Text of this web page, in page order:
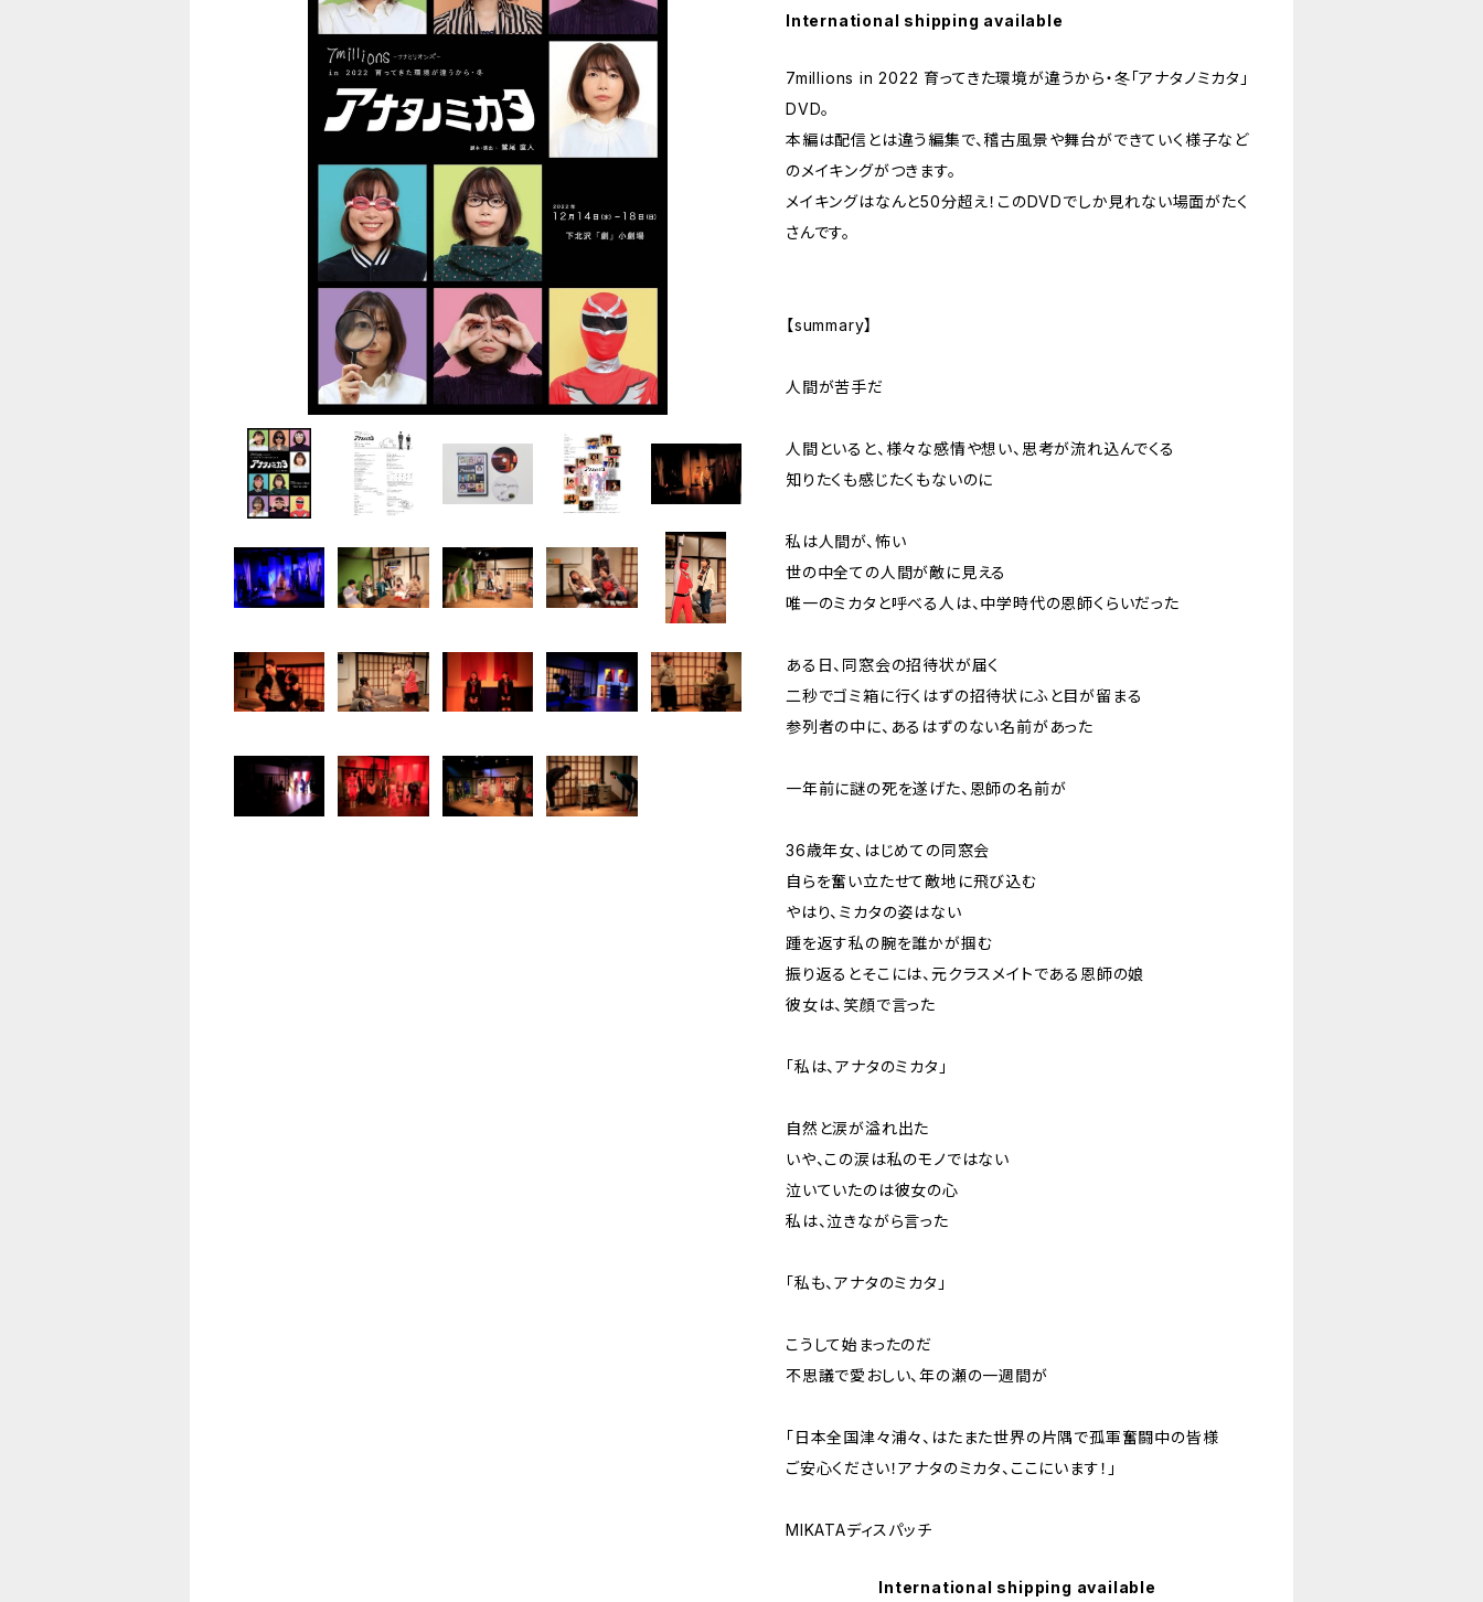
International shipping available
7millions in 2022 育ってきた環境が違うから・冬「アナタノミカタ」
DVD。
本編は配信とは違う編集で、稽古風景や舞台ができていく様子など
のメイキングがつきます。
メイキングはなんと50分超え！このDVDでしか見れない場面がたく
さんです。
【summary】
人間が苦手だ
人間といると、様々な感情や想い、思考が流れ込んでくる
知りたくも感じたくもないのに
私は人間が、怖い
世の中全ての人間が敵に見える
唯一のミカタと呼べる人は、中学時代の恩師くらいだった
ある日、同窓会の招待状が届く
二秒でゴミ箱に行くはずの招待状にふと目が留まる
参列者の中に、あるはずのない名前があった
一年前に謎の死を遂げた、恩師の名前が
36歳年女、はじめての同窓会
自らを奮い立たせて敵地に飛び込む
やはり、ミカタの姿はない
踵を返す私の腕を誰かが掴む
振り返るとそこには、元クラスメイトである恩師の娘
彼女は、笑顔で言った
「私は、アナタのミカタ」
自然と涙が溢れ出た
いや、この涙は私のモノではない
泣いていたのは彼女の心
私は、泣きながら言った
「私も、アナタのミカタ」
こうして始まったのだ
不思議で愛おしい、年の瀬の一週間が
「日本全国津々浦々、はたまた世界の片隅で孤軍奮闘中の皆様
ご安心ください！アナタのミカタ、ここにいます！」
MIKATAディスパッチ
International shipping available